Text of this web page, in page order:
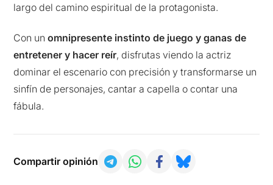
largo del camino espiritual de la protagonista.
Con unomnipresente instinto de juego y ganas de
entretener y hacer reír, disfrutas viendo la actriz
dominar el escenario con precisión y transformarse un
sinfín de personajes, cantar a capella o contar una
fábula.
Compartir opinión